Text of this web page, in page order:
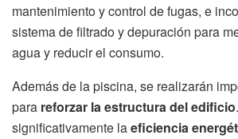
mantenimiento y control de fugas, e
sistema de filtrado y depuración para
agua y reducir el consumo.
Además de la piscina, se realizarán
para reforzar la estructura del edificio
significativamente laeficiencia